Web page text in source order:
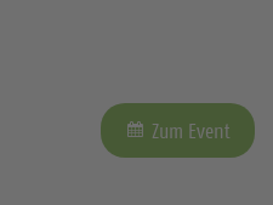
Zum Event